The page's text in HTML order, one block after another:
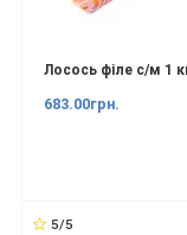
Лосось філе с/м 1
683.00грн.
5/5